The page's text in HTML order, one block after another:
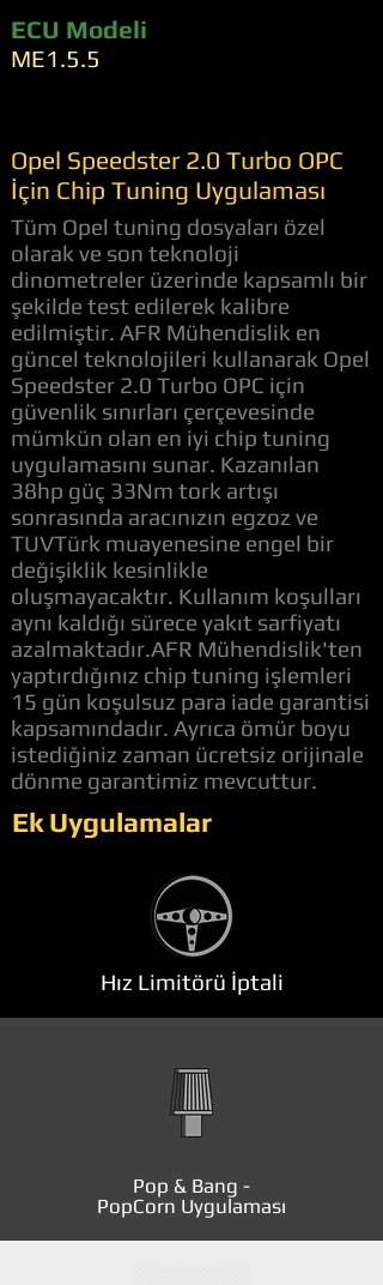
ECU Modeli
ME1.5.5
Opel Speedster 2.0 Turbo OPC
İçin Chip Tuning Uygulaması
Tüm Opel tuning dosyaları özel
olarak ve son teknoloji
dinometreler üzerinde kapsamlı bir
şekilde test edilerek kalibre
edilmiştir. AFR Mühendislik en
güncel teknolojileri kullanarak Opel
Speedster 2.0 Turbo OPC için
güvenlik sınırları çerçevesinde
mümkün olan en iyi chip tuning
uygulamasını sunar. Kazanılan
38hp güç 33Nm tork artışı
sonrasında aracınızın egzoz ve
TUVTürk muayenesine engel bir
değişiklik kesinlikle
oluşmayacaktır. Kullanım koşulları
aynı kaldığı sürece yakıt sarfiyatı
azalmaktadır.AFR Mühendislik'ten
yaptırdığınız chip tuning işlemleri
15 gün koşulsuz para iade garantisi
kapsamındadır. Ayrıca ömür boyu
istediğiniz zaman ücretsiz orijinale
dönme garantimiz mevcuttur.
Ek Uygulamalar
Hız Limitörü İptali
Pop & Bang -
PopCorn Uygulaması